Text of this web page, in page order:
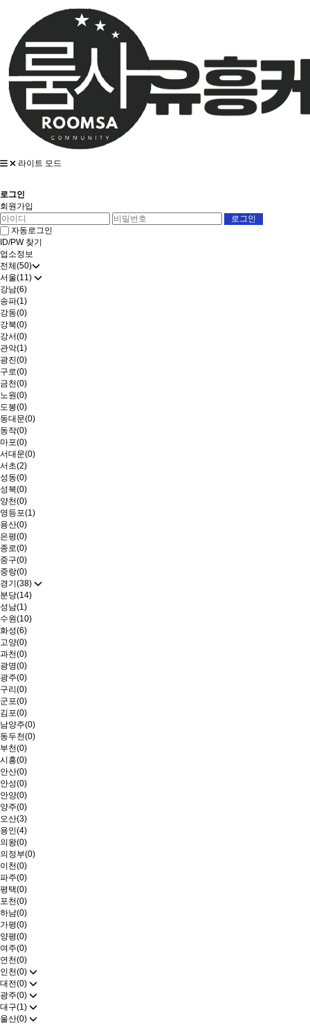
라이트 모드
로그인
회원가입
자동로그인
ID/PW 찾기
업소정보
전체(50)
서울(11)
강남(6)
송파(1)
강동(0)
강북(0)
강서(0)
관악(1)
광진(0)
구로(0)
금천(0)
노원(0)
도봉(0)
동대문(0)
동작(0)
마포(0)
서대문(0)
서초(2)
성동(0)
성북(0)
양천(0)
영등포(1)
용산(0)
은평(0)
종로(0)
중구(0)
중랑(0)
경기(38)
분당(14)
성남(1)
수원(10)
화성(6)
고양(0)
과천(0)
광명(0)
광주(0)
구리(0)
군포(0)
김포(0)
남양주(0)
동두천(0)
부천(0)
시흥(0)
안산(0)
안성(0)
안양(0)
양주(0)
오산(3)
용인(4)
의왕(0)
의정부(0)
이천(0)
파주(0)
평택(0)
포천(0)
하남(0)
가평(0)
양평(0)
여주(0)
연천(0)
인천(0)
대전(0)
광주(0)
대구(1)
울산(0)